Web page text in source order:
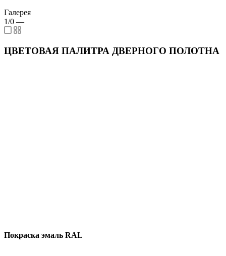
Галерея
1/0 —
ЦВЕТОВАЯ ПАЛИТРА ДВЕРНОГО ПОЛОТНА
Покраска эмаль RAL